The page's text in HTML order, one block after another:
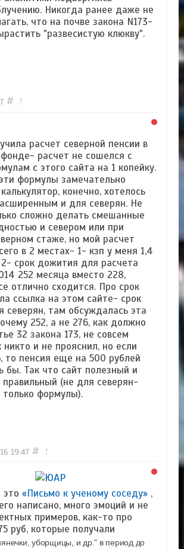
Никогда ранее даже не
что на почве закона N173-
"развесистую клюкву".
# ↑
расчет северной пенсии в
расчет не сошелся с
с этого сайта на 1 копейку.
формулы замечательно
конечно, хотелось
и для северян. Не
сложно делать смешанные
и севером или при
стаже, но мой расчет
в 2 местах- 1- кзп у меня 1,4
2- срок дожития для расчета
252 месяца вместо 228,
отлично сходится. Про срок
ссылка на этом сайте- срок
северян, там обсуждалась эта
252, а не 276, как должно
32 закона 173, не совсем
никто и не прояснил, но если
то пенсия еще на 500 рублей
бы. Так что сайт полезный и
правильный (не для северян-
только формулы).
19:47 # ↑
это «Письмо к ученому соседу»,
написано, много эмоций и не
примеров, как-то про
руб, которые получали
уборщицы, и др." в период до